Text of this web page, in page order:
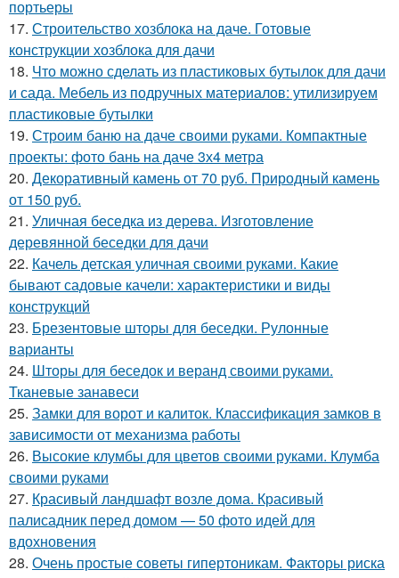
портьеры
17. Строительство хозблока на даче. Готовые
конструкции хозблока для дачи
18. Что можно сделать из пластиковых бутылок для дачи
и сада. Мебель из подручных материалов: утилизируем
пластиковые бутылки
19. Строим баню на даче своими руками. Компактные
проекты: фото бань на даче 3х4 метра
20. Декоративный камень от 70 руб. Природный камень
от 150 руб.
21. Уличная беседка из дерева. Изготовление
деревянной беседки для дачи
22. Качель детская уличная своими руками. Какие
бывают садовые качели: характеристики и виды
конструкций
23. Брезентовые шторы для беседки. Рулонные
варианты
24. Шторы для беседок и веранд своими руками.
Тканевые занавеси
25. Замки для ворот и калиток. Классификация замков в
зависимости от механизма работы
26. Высокие клумбы для цветов своими руками. Клумба
своими руками
27. Красивый ландшафт возле дома. Красивый
палисадник перед домом — 50 фото идей для
вдохновения
28. Очень простые советы гипертоникам. Факторы риска